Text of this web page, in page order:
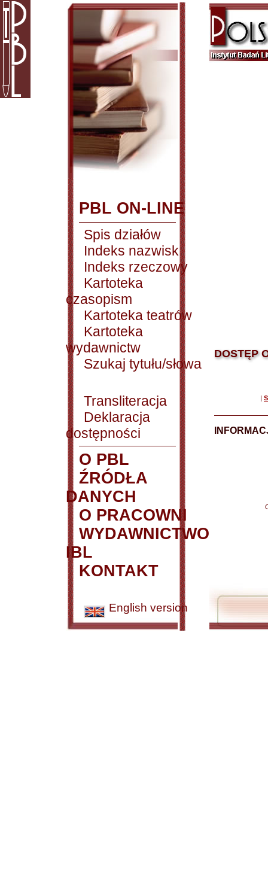
PBL ON-LINE
Spis działów
Indeks nazwisk
Indeks rzeczowy
Kartoteka
czasopism
Kartoteka teatrów
Kartoteka
wydawnictw
Szukaj tytułu/słowa
Transliteracja
Deklaracja
dostępności
O PBL
ŹRÓDŁA
DANYCH
O PRACOWNI
WYDAWNICTWO
IBL
KONTAKT
English version
DOSTĘP
|